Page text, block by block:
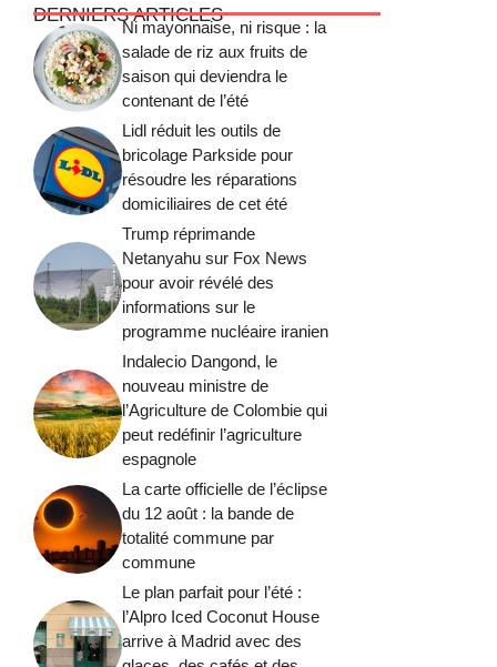
DERNIERS ARTICLES
Ni mayonnaise, ni risque : la
salade de riz aux fruits de
saison qui deviendra le
contenant de l’été
Lidl réduit les outils de
bricolage Parkside pour
résoudre les réparations
domiciliaires de cet été
Trump réprimande
Netanyahu sur Fox News
pour avoir révélé des
informations sur le
programme nucléaire iranien
Indalecio Dangond, le
nouveau ministre de
l’Agriculture de Colombie qui
peut redéfinir l’agriculture
espagnole
La carte officielle de l’éclipse
du 12 août : la bande de
totalité commune par
commune
Le plan parfait pour l’été :
l’Alpro Iced Coconut House
arrive à Madrid avec des